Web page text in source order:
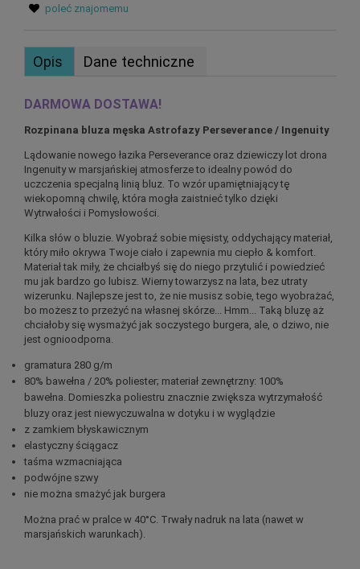
poleć znajomemu
Opis Dane techniczne
DARMOWA DOSTAWA!
Rozpinana bluza męska Astrofazy Perseverance / Ingenuity
Lądowanie nowego łazika Perseverance oraz dziewiczy lot drona
Ingenuity w marsjańskiej atmosferze to idealny powód do
uczczenia specjalną linią bluz. To wzór upamiętniający tę
wiekopomną chwilę, która mogła zaistnieć tylko dzięki
Wytrwałości i Pomysłowości.
Kilka słów o bluzie. Wyobraź sobie mięsisty, oddychający materiał,
który miło okrywa Twoje ciało i zapewnia mu ciepło & komfort.
Materiał tak miły, że chciałbyś się do niego przytulić i powiedzieć
mu jak bardzo go lubisz. Wierny towarzysz na lata, bez utraty
wizerunku. Najlepsze jest to, że nie musisz sobie, tego wyobrażać,
bo możesz to przeżyć na własnej skórze... Hmm... Taką bluzę aż
chciałoby się wysmażyć jak soczystego burgera, ale, o dziwo, nie
jest ognioodporna.
gramatura 280 g/m
80% bawełna / 20% poliester; materiał zewnętrzny: 100%
bawełna. Domieszka poliestru znacznie zwiększa wytrzymałość
bluzy oraz jest niewyczuwalna w dotyku i w wyglądzie
z zamkiem błyskawicznym
elastyczny ściągacz
taśma wzmacniająca
podwójne szwy
nie można smażyć jak burgera
Można prać w pralce w 40°C. Trwały nadruk na lata (nawet w
marsjańskich warunkach).